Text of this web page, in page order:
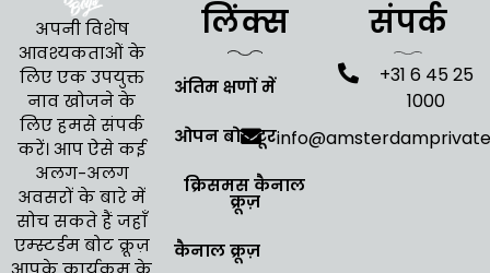
अपनी विशेष
आवश्यकताओं के
लिए एक उपयुक्त
नाव खोजने के
लिए हमसे संपर्क
करें। आप ऐसे कई
अलग-अलग
अवसरों के बारे में
सोच सकते हैं जहाँ
एम्स्टर्डम बोट क्रूज़
लिंक्स
अंतिम क्षणों में
ओपन बोट टूर
क्रिसमस कैनाल
क्रूज़
कैनाल क्रूज़
संपर्क
+31 6 45 25
1000